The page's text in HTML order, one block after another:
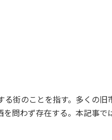
る街のことを指す。多くの旧
問わず存在する。本記事で